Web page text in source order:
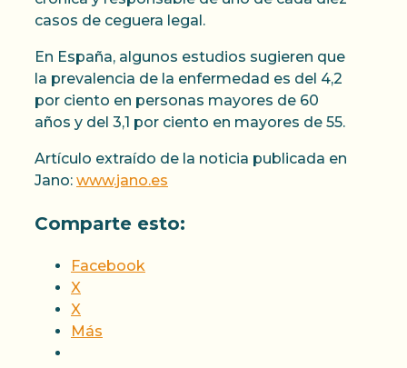
casos de ceguera legal.
En España, algunos estudios sugieren que
la prevalencia de la enfermedad es del 4,2
por ciento en personas mayores de 60
años y del 3,1 por ciento en mayores de 55.
Artículo extraído de la noticia publicada en
Jano: www.jano.es
Comparte esto:
Facebook
X
X
Más